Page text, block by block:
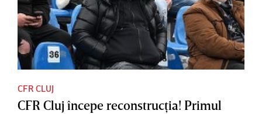
CFR CLUJ
CFR Cluj începe reconstrucţia! Primul